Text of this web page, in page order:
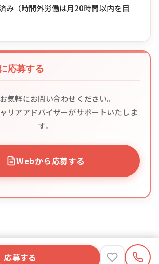
み（時間外労働は月20時間以内を目
応募する
気軽にお問い合わせください。
リアアドバイザーがサポートいたしま
す。
Webから応募する
応募する
応募する